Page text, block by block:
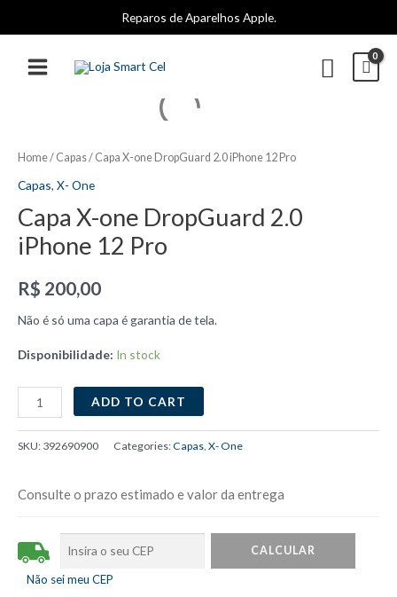
para
conteúdo
Reparos de Aparelhos Apple.
MAIN
Home/ Capas/ Capa X-one DropGuard 2.0 iPhone 12 Pro
Capas, X- One
Capa X-one DropGuard 2.0
iPhone 12 Pro
R$ 200,00
Não é só uma capa é garantia de tela.
Disponibilidade: In stock
Capa
X-
one
Pro
quantity
ADD TO CART
SKU: 392690900 Categories:Capas X- One
Consulte o prazo estimado e valor da entrega
Não sei meu CEP